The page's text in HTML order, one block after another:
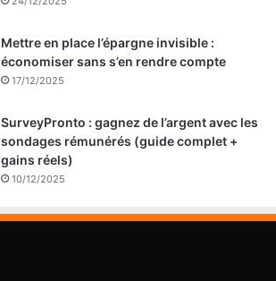
Mettre en place l’épargne invisible :
économiser sans s’en rendre compte
17/12/2025
SurveyPronto : gagnez de l’argent avec les
sondages rémunérés (guide complet +
gains réels)
10/12/2025